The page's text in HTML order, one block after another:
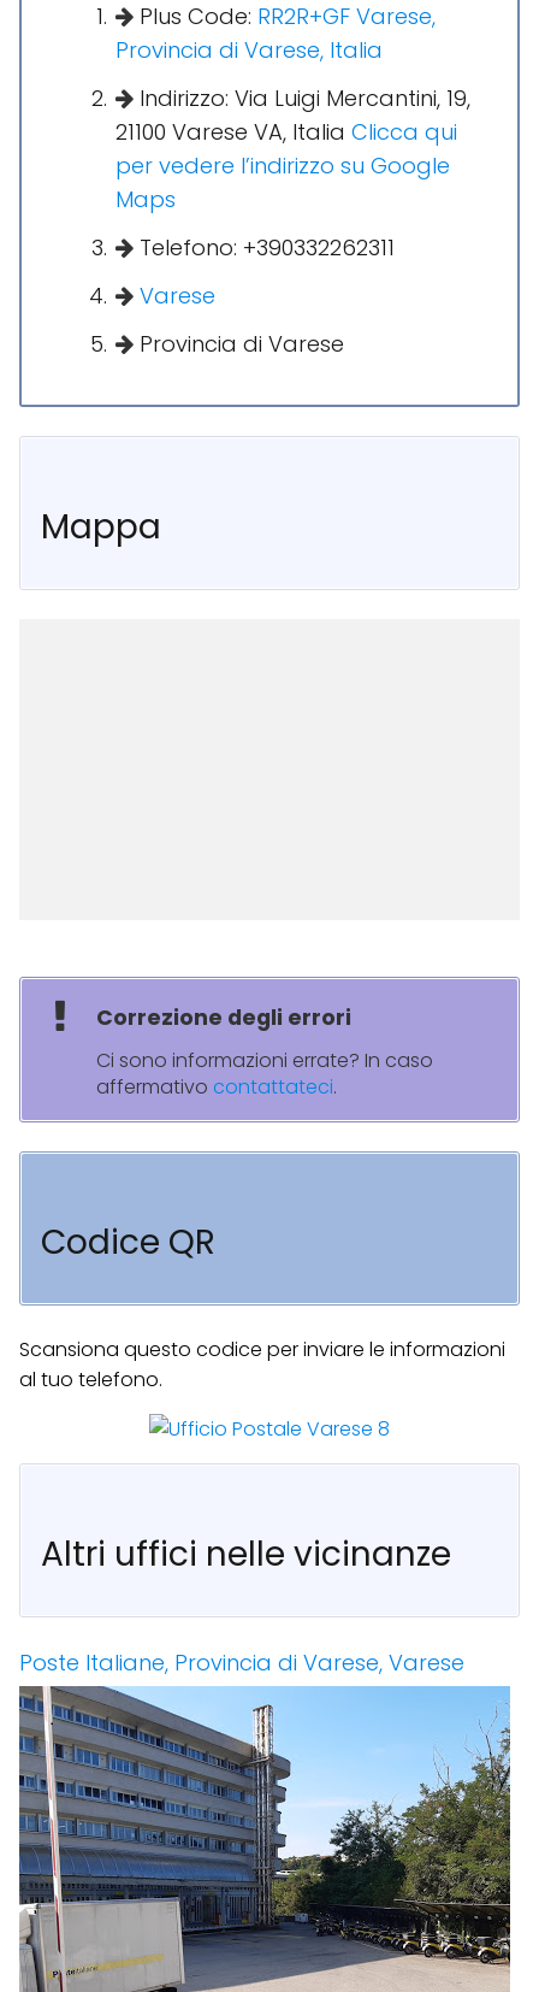
Plus Code: RR2R+GF Varese,
Provincia di Varese, Italia
Indirizzo: Via Luigi Mercantini, 19,
21100 Varese VA, Italia Clicca qui
per vedere l’indirizzo su Google
Maps
Telefono: +390332262311
Varese
Provincia di Varese
Mappa
Correzione degli errori
Ci sono informazioni errate? In caso
affermativo contattateci.
Codice QR
Scansiona questo codice per inviare le informazioni
al tuo telefono.
Altri uffici nelle vicinanze
Poste Italiane, Provincia di Varese, Varese